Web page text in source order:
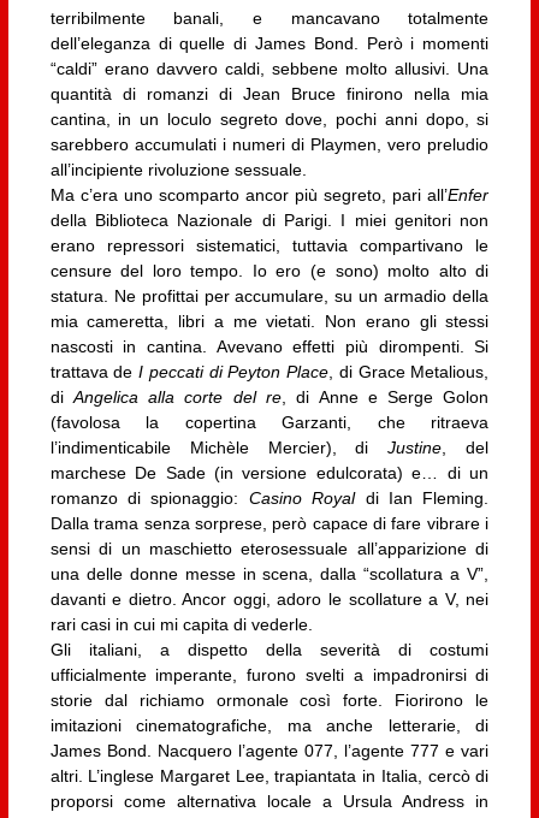
terribilmente banali, e mancavano totalmente
dell’eleganza di quelle di James Bond. Però i momenti
“caldi” erano davvero caldi, sebbene molto allusivi. Una
quantità di romanzi di Jean Bruce finirono nella mia
cantina, in un loculo segreto dove, pochi anni dopo, si
sarebbero accumulati i numeri di Playmen, vero preludio
all’incipiente rivoluzione sessuale.
Ma c’era uno scomparto ancor più segreto, pari all’Enfer
della Biblioteca Nazionale di Parigi. I miei genitori non
erano repressori sistematici, tuttavia compartivano le
censure del loro tempo. Io ero (e sono) molto alto di
statura. Ne profittai per accumulare, su un armadio della
mia cameretta, libri a me vietati. Non erano gli stessi
nascosti in cantina. Avevano effetti più dirompenti. Si
trattava deI peccati di Peyton Place , di Grace Metalious,
di Angelica alla corte del re , di Anne e Serge Golon
(favolosa la copertina Garzanti, che ritraeva
l’indimenticabile Michèle Mercier), diJustine , del
marchese De Sade (in versione edulcorata) e… di un
romanzo di spionaggio: Casino Royaldi Ian Fleming.
Dalla trama senza sorprese, però capace di fare vibrare i
sensi di un maschietto eterosessuale all’apparizione di
una delle donne messe in scena, dalla “scollatura a V”,
davanti e dietro. Ancor oggi, adoro le scollature a V, nei
rari casi in cui mi capita di vederle.
Gli italiani, a dispetto della severità di costumi
ufficialmente imperante, furono svelti a impadronirsi di
storie dal richiamo ormonale così forte. Fiorirono le
imitazioni cinematografiche, ma anche letterarie, di
James Bond. Nacquero l’agente 077, l’agente 777 e vari
altri. L’inglese Margaret Lee, trapiantata in Italia, cercò di
proporsi come alternativa locale a Ursula Andress in